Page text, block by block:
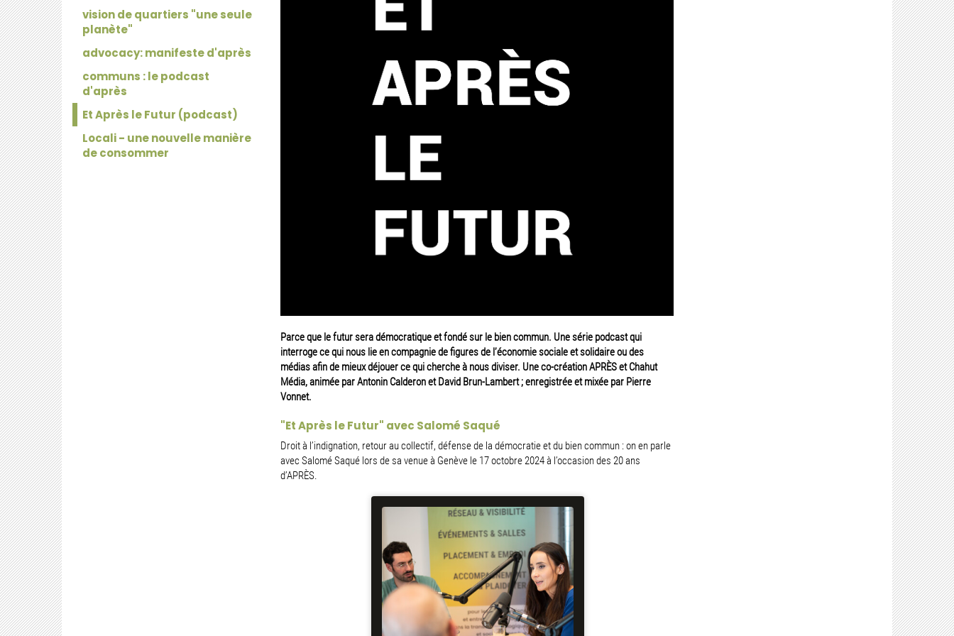
vision de quartiers "une seule
planète"
advocacy: manifeste d'après
communs : le podcast
d'après
Et Après le Futur (podcast)
Locali - une nouvelle manière
de consommer
Parce que le futur sera démocratique et fondé sur le bien commun. Une série podcast qui
interroge ce qui nous lie en compagnie de figures de l’économie sociale et solidaire ou des
médias afin de mieux déjouer ce qui cherche à nous diviser. Une co-création APRÈS et Chahut
Média, animée par Antonin Calderon et David Brun-Lambert ; enregistrée et mixée par Pierre
Vonnet.
"Et Après le Futur" avec Salomé Saqué
Droit à l’indignation, retour au collectif, défense de la démocratie et du bien commun : on en parle
avec Salomé Saqué lors de sa venue à Genève le 17 octobre 2024 à l’occasion des 20 ans
d’APRÈS.